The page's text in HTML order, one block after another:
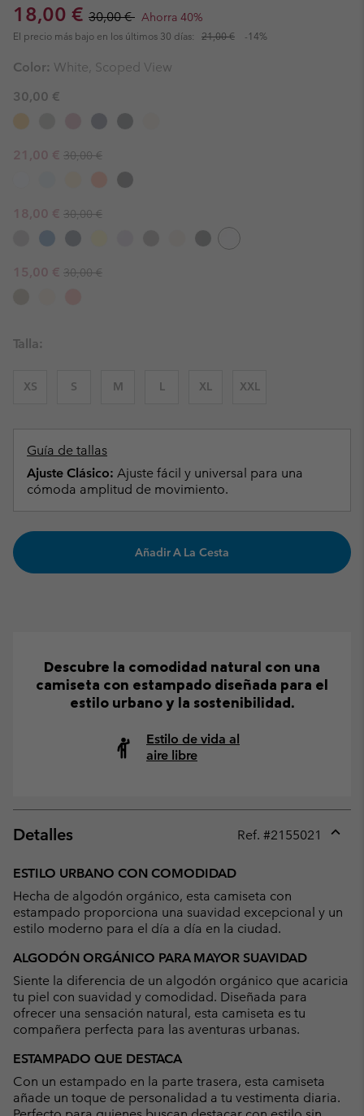
Sale price:
18,00 € Regular price:
30,00 € Ahorra 40%
El precio más bajo en los últimos 30 días: 21,00 € -14%
Color: White, Scoped View
30,00 €
Sale price:
21,00 € Regular price:
30,00 €
Sale price:
18,00 € Regular price:
30,00 €
Sale price:
15,00 € Regular price:
30,00 €
Talla:
XS S M L XL XXL
Guía de tallas
Ajuste Clásico: Ajuste fácil y universal para una
cómoda amplitud de movimiento.
Añadir A La Cesta
Descubre la comodidad natural con una
camiseta con estampado diseñada para el
estilo urbano y la sostenibilidad.
Estilo de vida al
aire libre
Detalles Ref. #2155021
ESTILO URBANO CON COMODIDAD
Hecha de algodón orgánico, esta camiseta con
estampado proporciona una suavidad excepcional y un
estilo moderno para el día a día en la ciudad.
ALGODÓN ORGÁNICO PARA MAYOR SUAVIDAD
Siente la diferencia de un algodón orgánico que acaricia
tu piel con suavidad y comodidad. Diseñada para
ofrecer una sensación natural, esta camiseta es tu
compañera perfecta para las aventuras urbanas.
ESTAMPADO QUE DESTACA
Con un estampado en la parte trasera, esta camiseta
añade un toque de personalidad a tu vestimenta diaria.